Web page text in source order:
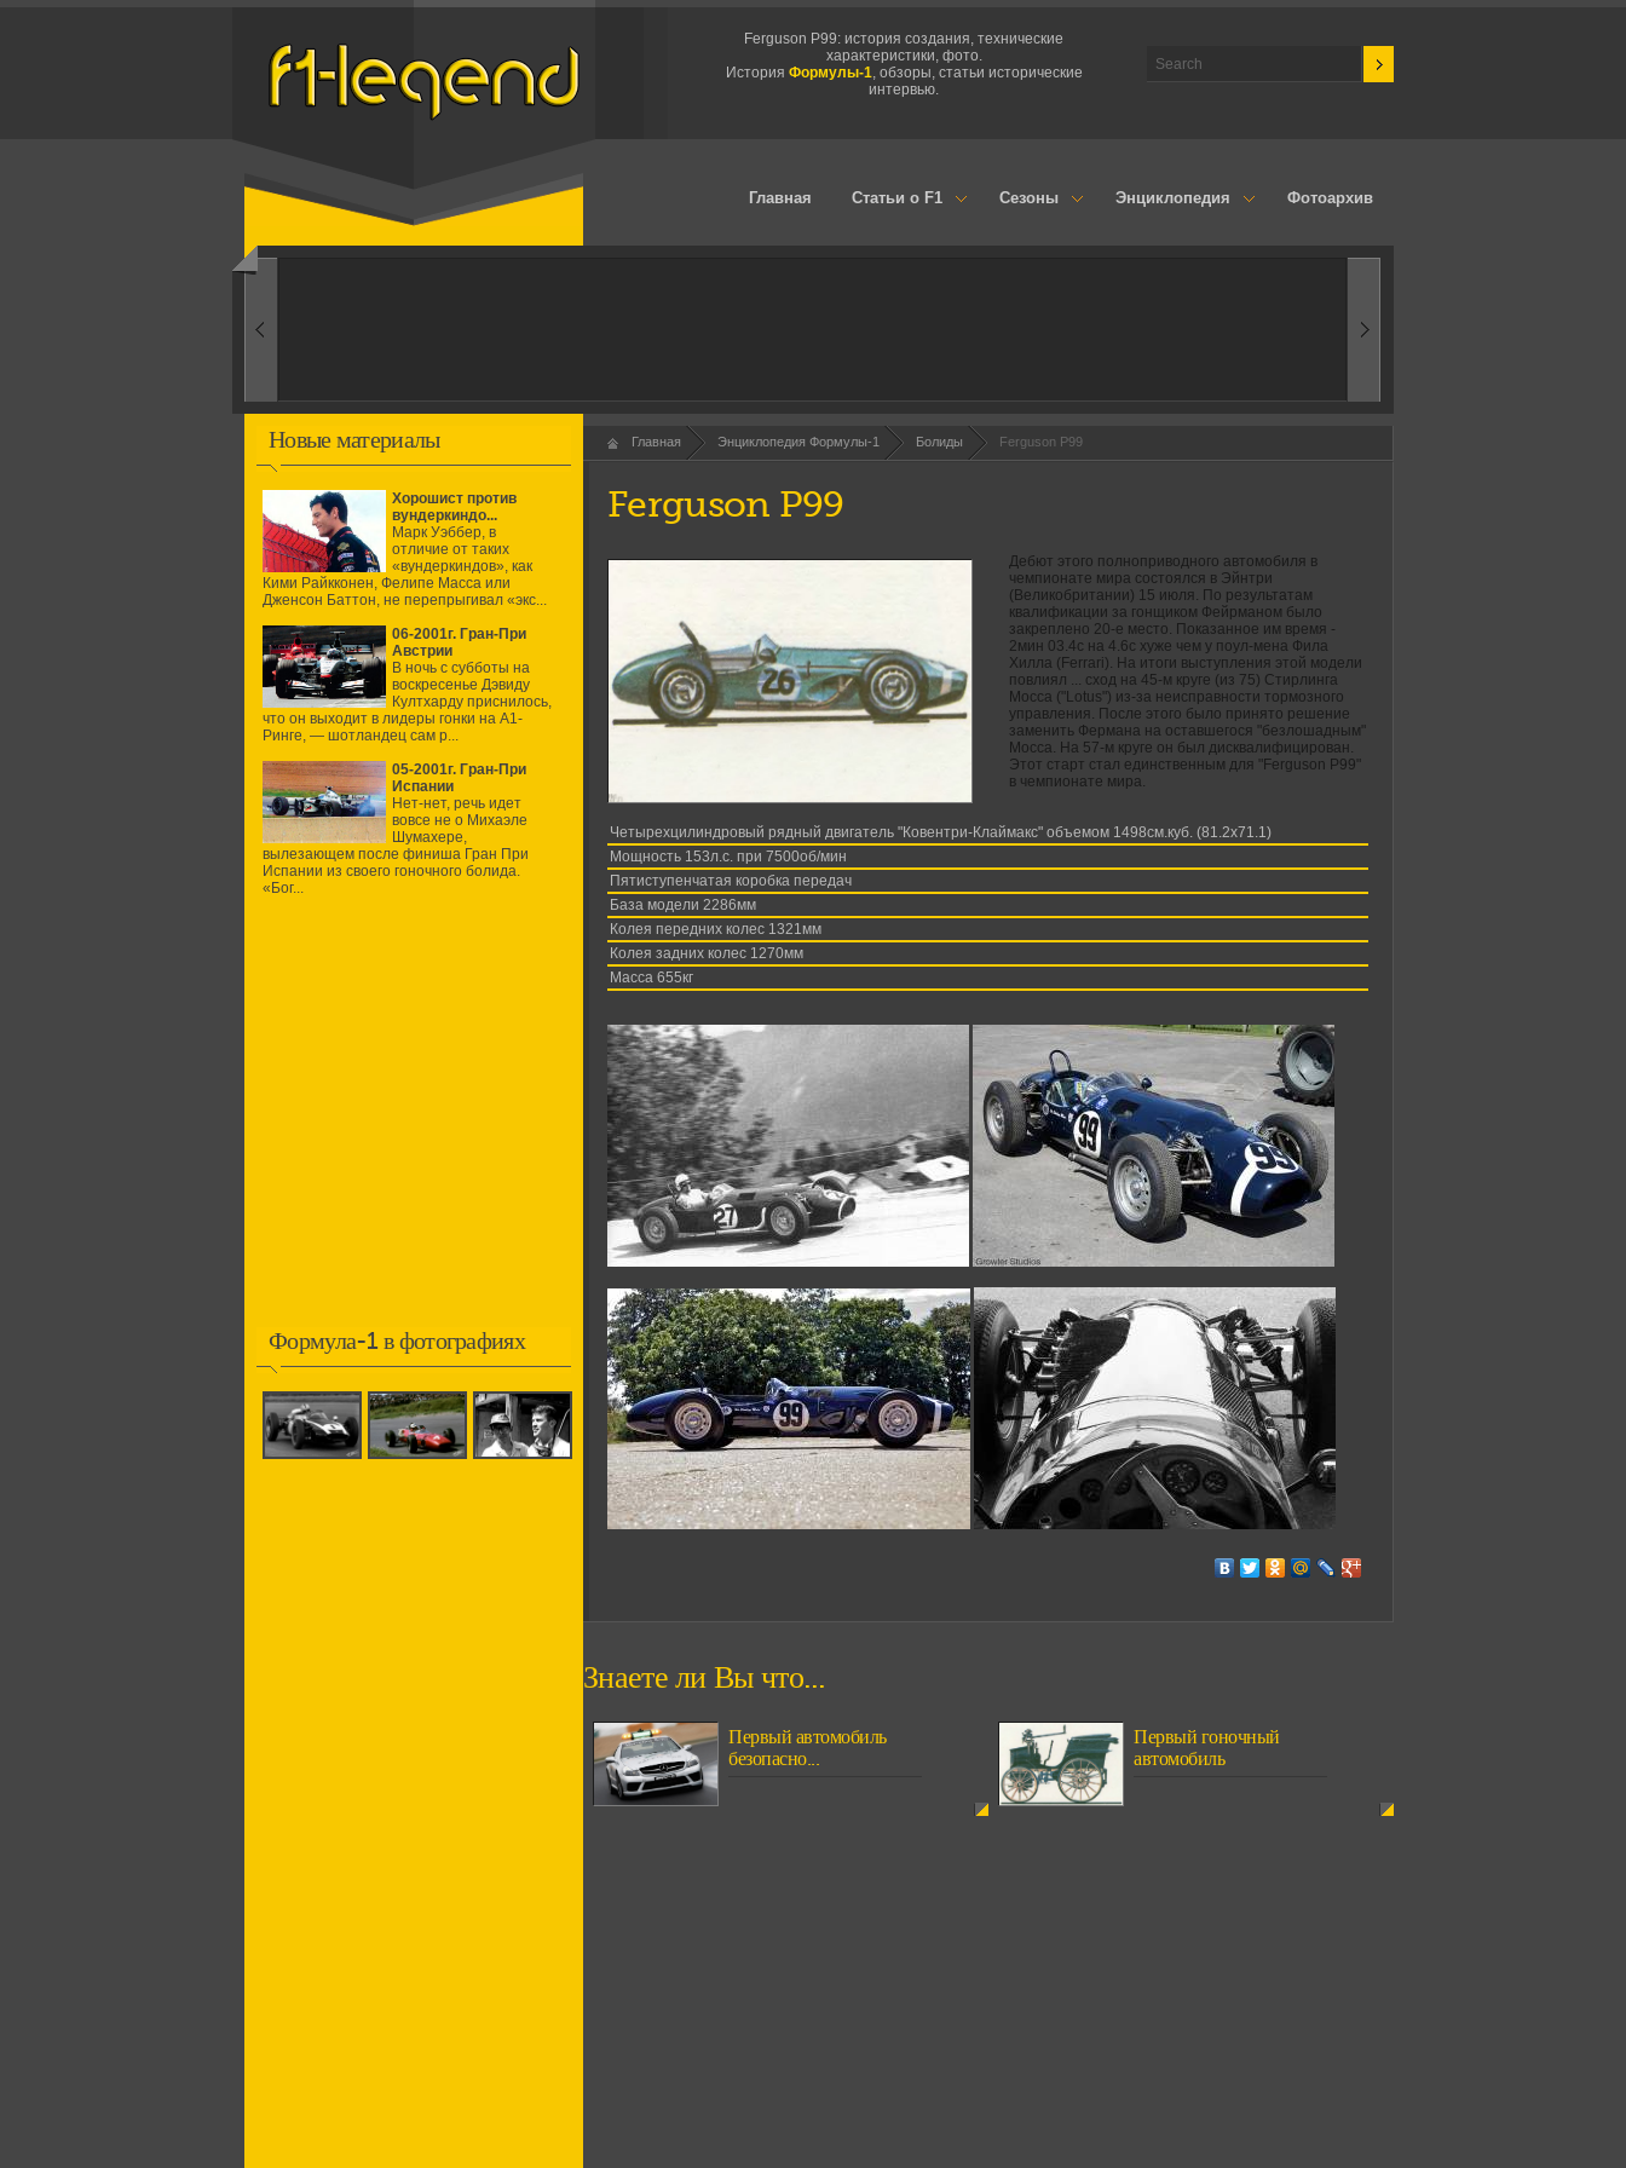
Ferguson P99: история создания, технические
характеристики, фото.
История Формулы-1, обзоры, статьи исторические
интервью.
Главная Статьи о F1 Сезоны Энциклопедия Фотоархив
1960-ые
Новые материалы
Хорошист против
вундеркиндо...
Марк Уэббер, в
отличие от таких
«вундеркиндов», как
Кими Райкконен, Фелипе Масса или
Дженсон Баттон, не перепрыгивал «экс...
06-2001г. Гран-При
Австрии
В ночь с субботы на
воскресенье Дэвиду
Култхарду приснилось,
что он выходит в лидеры гонки на А1-
Ринге, — шотландец сам р...
05-2001г. Гран-При
Испании
Нет-нет, речь идет
вовсе не о Михаэле
Шумахере,
вылезающем после финиша Гран При
Испании из своего гоночного болида.
«Бог...
Формула-1 в фотографиях
Главная Энциклопедия Формулы-1 Болиды Ferguson P99
Ferguson P99
Дебют этого полноприводного автомобиля в
чемпионате мира состоялся в Эйнтри
(Великобритании) 15 июля. По результатам
квалификации за гонщиком Фейрманом было
закреплено 20-е место. Показанное им время -
2мин 03.4с на 4.6с хуже чем у поул-мена Фила
Хилла (Ferrari). На итоги выступления этой модели
повлиял ... сход на 45-м круге (из 75) Стирлинга
Мосса ("Lotus") из-за неисправности тормозного
управления. После этого было принято решение
заменить Фермана на оставшегося "безлошадным"
Мосса. На 57-м круге он был дисквалифицирован.
Этот старт стал единственным для "Ferguson P99"
в чемпионате мира.
Четырехцилиндровый рядный двигатель "Ковентри-Клаймакс" объемом 1498см.куб. (81.2х71.1)
Мощность 153л.с. при 7500об/мин
Пятиступенчатая коробка передач
База модели 2286мм
Колея передних колес 1321мм
Колея задних колес 1270мм
Масса 655кг
Знаете ли Вы что...
Первый автомобиль
безопасно...
Первый гоночный
автомобиль